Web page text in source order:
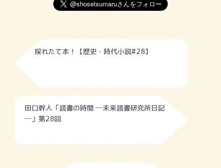
採れたて本！【歴史・時代小説#28】
田口幹人「読書の時間 ─未来読書研究所日記
─」第28回